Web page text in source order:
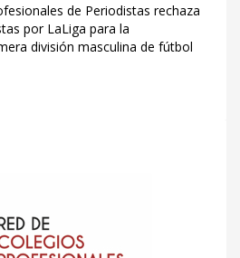
de Periodistas rechaza
por LaLiga para la
división masculina de fútbol